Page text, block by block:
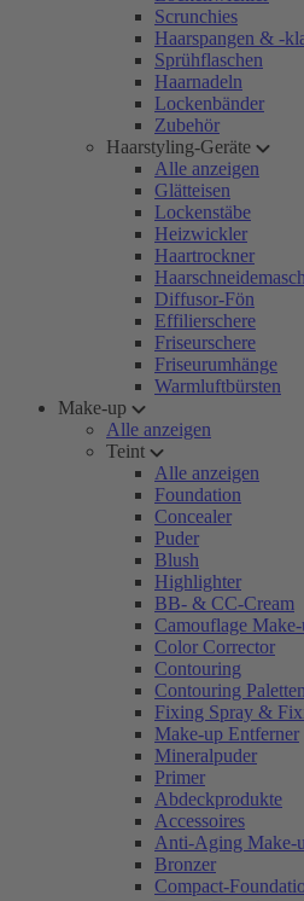
Scrunchies
Haarspangen & -
Sprühflaschen
Haarnadeln
Lockenbänder
Zubehör
Haarstyling-Geräte
Alle anzeigen
Glätteisen
Lockenstäbe
Heizwickler
Haartrockner
Diffusor-Fön
Effilierschere
Friseurschere
Friseurumhänge
Warmluftbürsten
Make-up
Alle anzeigen
Teint
Alle anzeigen
Foundation
Concealer
Puder
Blush
Highlighter
BB- & CC-Cream
Camouflage
Color Corrector
Contouring
Contouring Paletten
Fixing Spray &
Make-up Entferner
Mineralpuder
Primer
Abdeckprodukte
Accessoires
Anti-Aging Make-
Bronzer
Compact-